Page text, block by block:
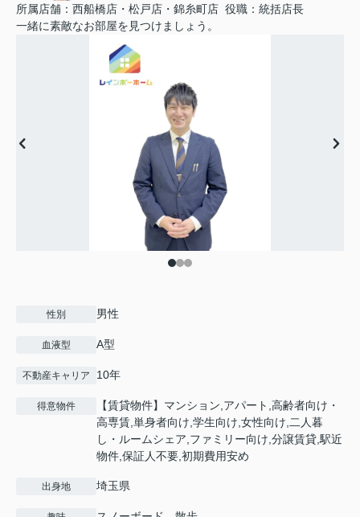
所属店舗：西船橋店・松戸店・錦糸町店 役職：統括店長
一緒に素敵なお部屋を見つけましょう。
性別 男性
血液型 A型
不動産キャリア 10年
得意物件
【賃貸物件】マンション,アパート,高齢者向け・
高専賃,単身者向け,学生向け,女性向け,二人暮
し・ルームシェア,ファミリー向け,分譲賃貸,駅近
物件,保証人不要,初期費用安め
出身地 埼玉県